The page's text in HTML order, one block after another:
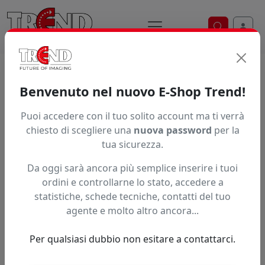
Ricerca
INCHIOSTRO ECO UV 5
Benvenuto nel nuovo E-Shop Trend!
Puoi accedere con il tuo solito account ma ti verrà
chiesto di scegliere una nuova password per la
tua sicurezza.
Da oggi sarà ancora più semplice inserire i tuoi
ordini e controllarne lo stato, accedere a
statistiche, schede tecniche, contatti del tuo
agente e molto altro ancora...
Per qualsiasi dubbio non esitare a contattarci.